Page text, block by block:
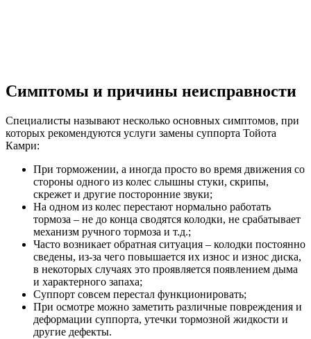
Симптомы и причины неисправности
Специалисты называют несколько основных симптомов, при
которых рекомендуются услуги замены суппорта Тойота
Камри:
При торможении, а иногда просто во время движения со
стороны одного из колес слышны стуки, скрипы,
скрежет и другие посторонние звуки;
На одном из колес перестают нормально работать
тормоза – не до конца сводятся колодки, не срабатывает
механизм ручного тормоза и т.д.;
Часто возникает обратная ситуация – колодки постоянно
сведены, из-за чего повышается их износ и износ диска,
в некоторых случаях это проявляется появлением дыма
и характерного запаха;
Суппорт совсем перестал функционировать;
При осмотре можно заметить различные повреждения и
деформации суппорта, утечки тормозной жидкости и
другие дефекты.